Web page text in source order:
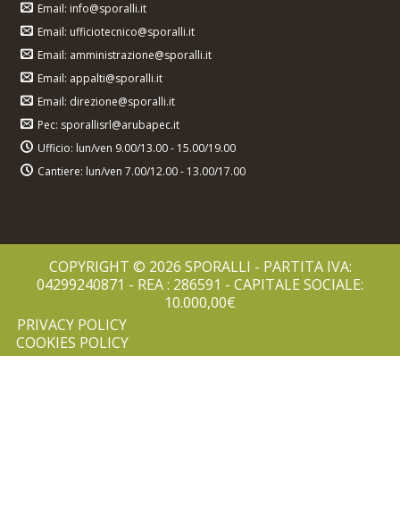
Email: info@sporalli.it
Email: ufficiotecnico@sporalli.it
Email: amministrazione@sporalli.it
Email: appalti@sporalli.it
Email: direzione@sporalli.it
Pec: sporallisrl@arubapec.it
Ufficio: lun/ven 9.00/13.00 - 15.00/19.00
Cantiere: lun/ven 7.00/12.00 - 13.00/17.00
COPYRIGHT © 2026 SPORALLI - PARTITA IVA:
04299240871 - REA : 286591 - CAPITALE SOCIALE:
10.000,00€
PRIVACY POLICY
COOKIES POLICY